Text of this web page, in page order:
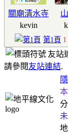
關廟清水寺
kevin
第1頁 1
友站
請參閱友站連結.